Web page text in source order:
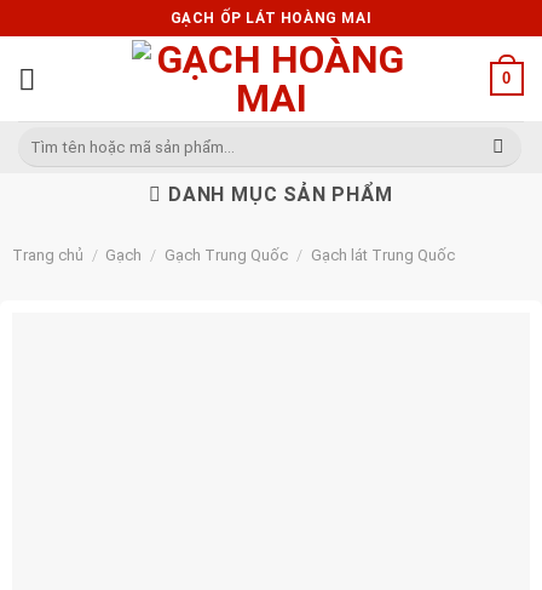
to
content
GẠCH ỐP LÁT HOÀNG MAI
0
Tìm
DANH MỤC SẢN PHẨM
Trang chủ / Gạch / Gạch Trung Quốc / Gạch lát Trung Quốc